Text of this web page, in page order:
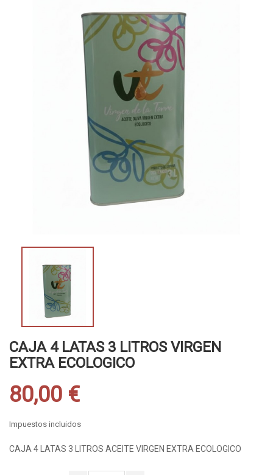
CAJA 4 LATAS 3 LITROS VIRGEN
EXTRA ECOLOGICO
80,00 €
Impuestos incluidos
CAJA 4 LATAS 3 LITROS ACEITE VIRGEN EXTRA ECOLOGICO